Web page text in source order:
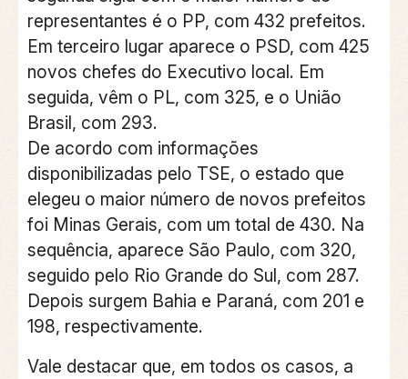
representantes é o PP, com 432 prefeitos.
Em terceiro lugar aparece o PSD, com 425
novos chefes do Executivo local. Em
seguida, vêm o PL, com 325, e o União
Brasil, com 293.
De acordo com informações
disponibilizadas pelo TSE, o estado que
elegeu o maior número de novos prefeitos
foi Minas Gerais, com um total de 430. Na
sequência, aparece São Paulo, com 320,
seguido pelo Rio Grande do Sul, com 287.
Depois surgem Bahia e Paraná, com 201 e
198, respectivamente.
Vale destacar que, em todos os casos, a